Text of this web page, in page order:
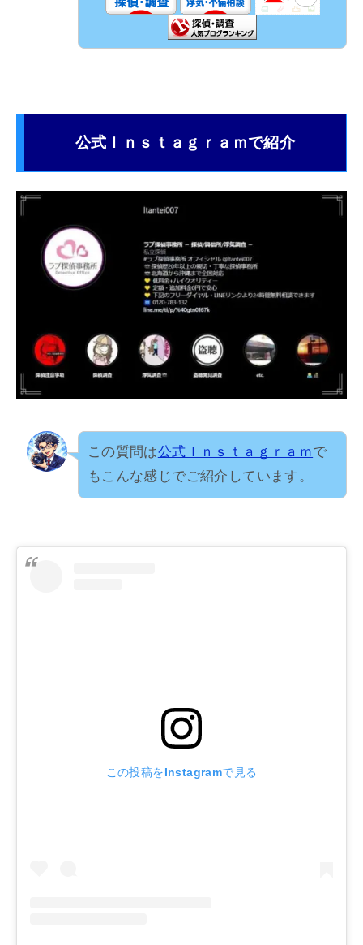
公式Ｉｎｓｔａｇｒａｍで紹介
この質問は公式Ｉｎｓｔａｇｒａｍで
もこんな感じでご紹介しています。
この投稿をInstagramで見る